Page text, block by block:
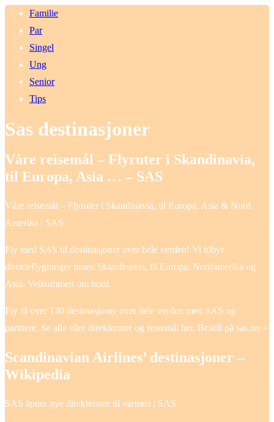
Familie
Par
Singel
Ung
Senior
Tips
Sas destinasjoner
Våre reisemål – Flyruter i Skandinavia,
til Europa, Asia … – SAS
Våre reisemål – Flyruter i Skandinavia, til Europa, Asia & Nord
Amerika | SAS
Fly med SAS til destinasjoner over hele verden! Vi tilbyr
direkteflygninger innen Skandinavia, til Europa, Nordamerika og
Asia. Velkommen om bord.
Fly til over 130 destinasjoner over hele verden med SAS og
partnere. Se alle våre direkteruter og reisemål her. Bestill på sas.no »
Scandinavian Airlines’ destinasjoner –
Wikipedia
SAS åpner nye direkteruter til varmen | SAS